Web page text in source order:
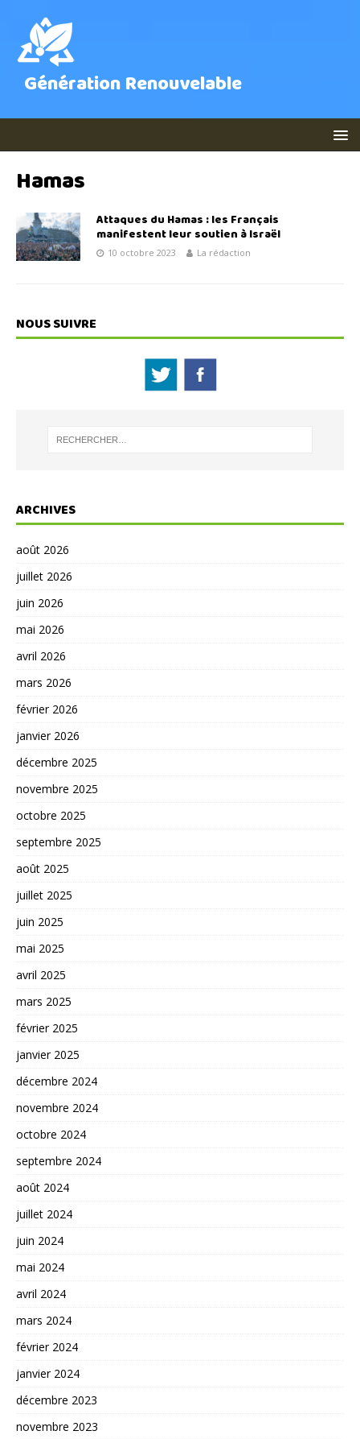
Génération Renouvelable
Hamas
Attaques du Hamas : les Français
manifestent leur soutien à Israël
10 octobre 2023 La rédaction
NOUS SUIVRE
ARCHIVES
août 2026
juillet 2026
juin 2026
mai 2026
avril 2026
mars 2026
février 2026
janvier 2026
décembre 2025
novembre 2025
octobre 2025
septembre 2025
août 2025
juillet 2025
juin 2025
mai 2025
avril 2025
mars 2025
février 2025
janvier 2025
décembre 2024
novembre 2024
octobre 2024
septembre 2024
août 2024
juillet 2024
juin 2024
mai 2024
avril 2024
mars 2024
février 2024
janvier 2024
décembre 2023
novembre 2023